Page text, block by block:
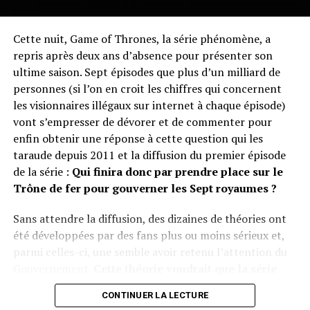
«Les niveaux de dioxyde de carbone dans l’atmosphère
ont augmenté de façon si spectaculaire. Inclure une
mesure de cette augmentation dans notre bulletin
météorologique quotidien montre ce que l’activité
humaine fait à notre climat. Il faut rappeler aux gens que
la crise climatique n’est plus un problème d’avenir. Nous
devons nous y attaquer maintenant, et chaque jour
compte.»
En présentant chaque jour à ses millions de lecteurs
donnée scientifique incontestablement liée au
changement climatique
, The Gardian entend ne pas
perdre de vue l’ambitieux objectif mondial de
réduction de moitié des émissions de CO2 d’ici 2030,
pour limiter le réchauffement climatique à 1,5
bien reconnaître que cela semble bien mal parti.
Cette nuit, Game of Thrones, la série phénomène, a
repris après deux ans d’absence pour présenter son
ultime saison. Sept épisodes que plus d’un milliard de
personnes (si l’on en croit les chiffres qui concernent
les visionnaires illégaux sur internet à chaque épisode)
vont s’empresser de dévorer et de commenter pour
enfin obtenir une réponse à cette question qui les
taraude depuis 2011 et la diffusion du premier épisode
de la série : Qui finira donc par prendre place sur le
Trône de fer pour gouverner les Sept royaumes ?
Sans attendre la diffusion, des dizaines de théories ont
été développées par des fans plus ou moins sérieux et,
parmi celles-ci, une semble avoir retenu l’attention du
soit en fait une métaphore de notre réalité et de
notre attitude vis à vis des dangers
CONTINUER LA LECTURE